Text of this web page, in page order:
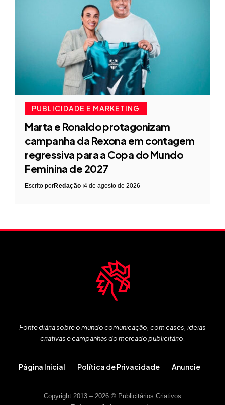
PUBLICIDADE E MARKETING
Marta e Ronaldo protagonizam
campanha da Rexona em contagem
regressiva para a Copa do Mundo
Feminina de 2027
Escrito porRedação 4 de agosto de 2026
Fonte diária sobre o mundo comunicação, com cases, ideias
criativas e campanhas do mercado publicitário.
Página Inicial Política de Privacidade Anuncie
Copyright 2013 – 2026 © Publicitários Criativos